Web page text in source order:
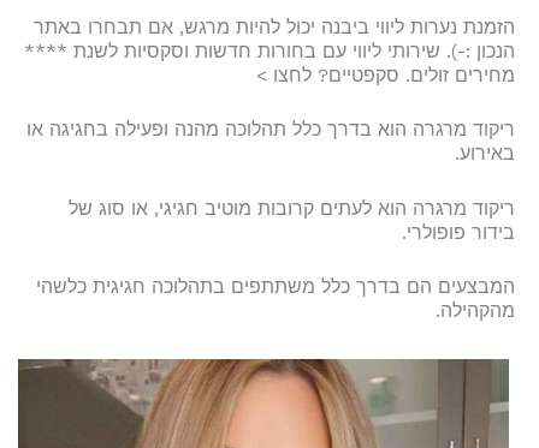
הזמנת נערות ליווי ביבנה יכול להיות מרגש, אם תבחרו באתר
הנכון :-). שירותי ליווי עם בחורות חדשות וסקסיות לשנת ****
מחירים זולים. סקפטיים? לחצו >
ריקוד מרגרה הוא בדרך כלל תהלוכה מהנה ופעילה בחגיגה או
באירוע.
ריקוד מרגרה הוא לעתים קרובות מוטיב חגיגי, או סוג של
בידור פופולרי.
המבצעים הם בדרך כלל משתתפים בתהלוכה חגיגית כלשהי
מהקהילה.